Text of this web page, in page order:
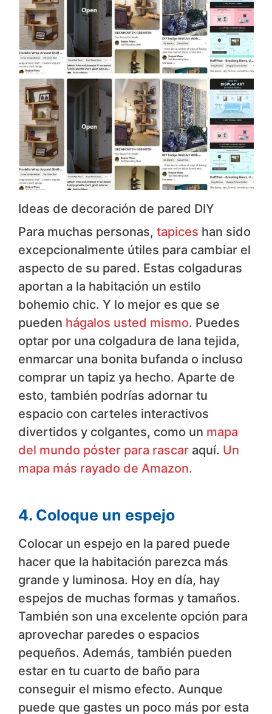
Ideas de decoración de pared DIY
Para muchas personas, tapices han sido
excepcionalmente útiles para cambiar el
aspecto de su pared. Estas colgaduras
aportan a la habitación un estilo
bohemio chic. Y lo mejor es que se
pueden hágalos usted mismo. Puedes
optar por una colgadura de lana tejida,
enmarcar una bonita bufanda o incluso
comprar un tapiz ya hecho. Aparte de
esto, también podrías adornar tu
espacio con carteles interactivos
divertidos y colgantes, como un mapa
del mundo póster para rascar aquí. Un
mapa más rayado de Amazon.
4. Coloque un espejo
Colocar un espejo en la pared puede
hacer que la habitación parezca más
grande y luminosa. Hoy en día, hay
espejos de muchas formas y tamaños.
También son una excelente opción para
aprovechar paredes o espacios
pequeños. Además, también pueden
estar en tu cuarto de baño para
conseguir el mismo efecto. Aunque
puede que gastes un poco más por esta